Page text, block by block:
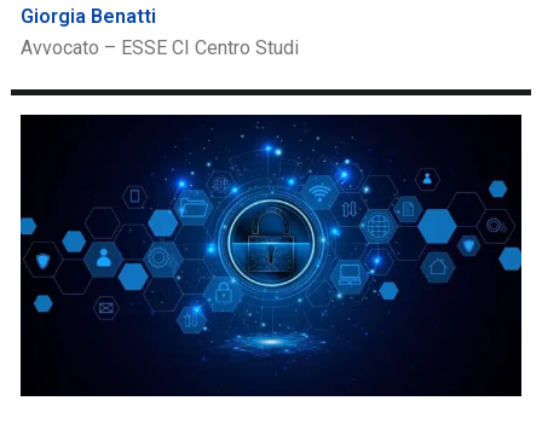
Giorgia Benatti
Avvocato – ESSE CI Centro Studi